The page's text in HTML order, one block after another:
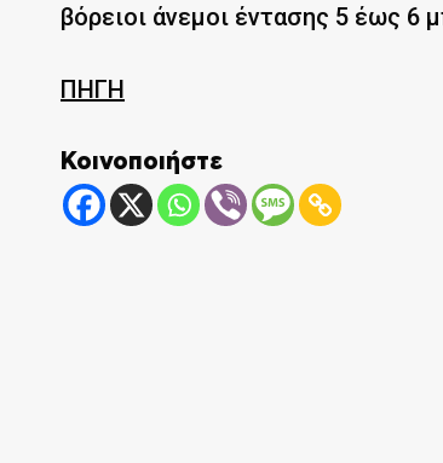
βόρειοι άνεμοι έντασης 5 έως 6
ΠΗΓΗ
Κοινοποιήστε